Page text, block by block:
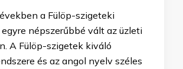
a Fülöp-szigeteki
népszerűbbé vált az üzleti
A Fülöp-szigetek kiváló
és az angol nyelv széles